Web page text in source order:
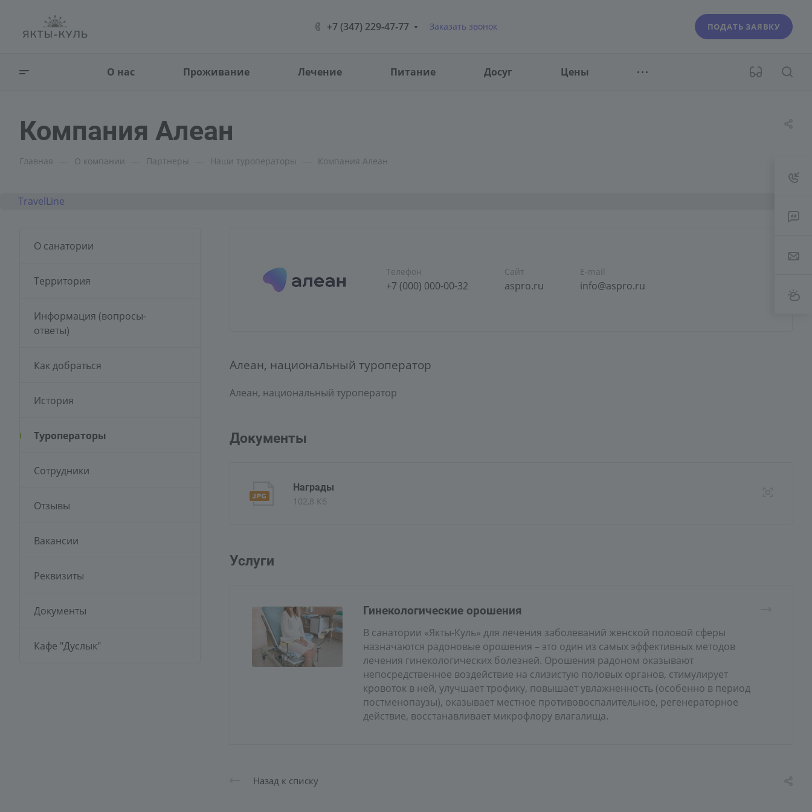
+7 (347) 229‑47‑77 Заказать звонок ПОДАТЬ ЗАЯВКУ
О нас Проживание Лечение Питание Досуг Цены
Компания Алеан
Главная О компании Партнеры Наши туроператоры Компания Алеан
TravelLine
Телефон
+7 (000) 000-00-32
Сайт
aspro.ru
E-mail
info@aspro.ru
Алеан, национальный туроператор
Алеан, национальный туроператор
Документы
Награды
102,8 Кб
Услуги
Гинекологические орошения
В санатории «Якты-Куль» для лечения заболеваний женской половой сферы
назначаются радоновые орошения – это один из самых эффективных методов
лечения гинекологических болезней. Орошения радоном оказывают
непосредственное воздействие на слизистую половых органов, стимулирует
кровоток в ней, улучшает трофику, повышает увлажненность (особенно в период
постменопаузы), оказывает местное противовоспалительное, регенераторное
действие, восстанавливает микрофлору влагалища.
Назад к списку
О санатории
Территория
Информация (вопросы-
ответы)
Как добраться
История
Туроператоры
Сотрудники
Отзывы
Вакансии
Реквизиты
Документы
Кафе "Дуслык"